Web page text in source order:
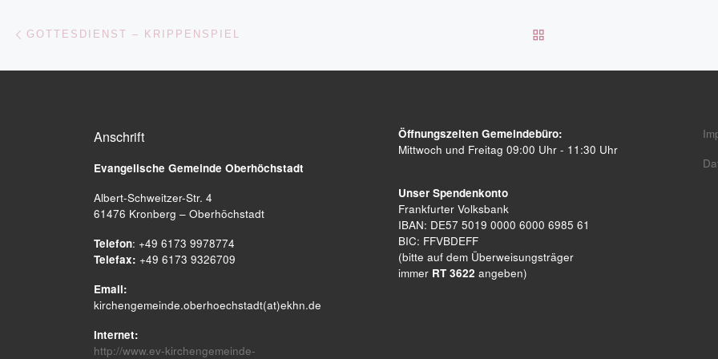
Beitragsnavigation
GOTTESDIENST – KRIPPENSPIEL
Anschrift
Evangelische Gemeinde Oberhöchstadt
Albert-Schweitzer-Str. 4
61476 Kronberg – Oberhöchstadt
Telefon: +49 6173 9978774
Telefax: +49 6173 9326709
Email:
kirchengemeinde.oberhoechstadt(at)ekhn.de
Internet:
http://www.ev-kirchengemeinde-
Öffnungszeiten Gemeindebüro:
Mittwoch und Freitag 09:00 Uhr - 11:30 Uhr
Unser Spendenkonto
Frankfurter Volksbank
IBAN: DE57 5019 0000 6000 6985 61
BIC: FFVBDEFF
(bitte auf dem Überweisungsträger
immer RT 3622 angeben)